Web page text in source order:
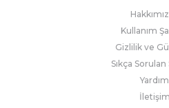
Kullanım
Gizlilik ve
Sıkça
Yardım
İletişim